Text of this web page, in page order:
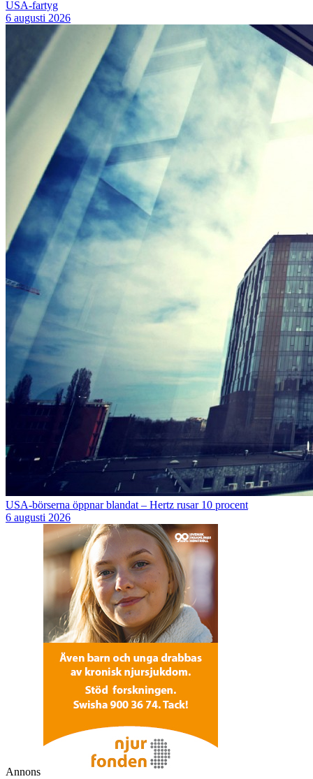
USA-fartyg
6 augusti 2026
USA-börserna öppnar blandat – Hertz rusar 10 procent
6 augusti 2026
Annons